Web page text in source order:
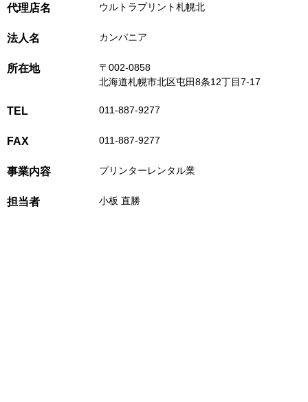
代理店名 ウルトラプリント札幌北
法人名 カンパニア
所在地
〒002-0858
北海道札幌市北区屯田8条12丁目7-17
TEL 011-887-9277
FAX 011-887-9277
事業内容 プリンターレンタル業
担当者 小板 直勝